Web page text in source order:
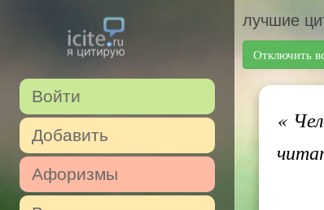
Войти
Добавить
Афоризмы
лучшие
Отключить
«